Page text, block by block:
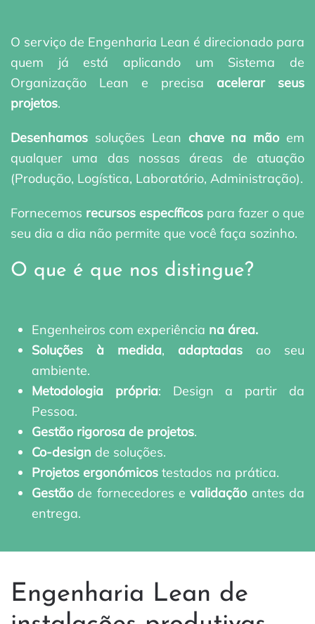
O serviço de Engenharia Lean é direcionado para
quem já está aplicando um Sistema de
Organização Lean e precisa acelerar seus
projetos.
Desenhamos soluções Lean chave na mão em
qualquer uma das nossas áreas de atuação
(Produção, Logística, Laboratório, Administração).
Fornecemos recursos específicos para fazer o que
seu dia a dia não permite que você faça sozinho.
O que é que nos distingue?
Engenheiros com experiência na área.
Soluções à medida, adaptadas ao seu
ambiente.
Metodologia própria: Design a partir da
Pessoa.
Gestão rigorosa de projetos.
Co-design de soluções.
Projetos ergonómicos testados na prática.
Gestão de fornecedores evalidação antes da
entrega.
Engenharia Lean de